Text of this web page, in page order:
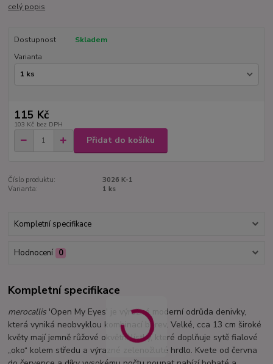
celý popis
Dostupnost
Skladem
Varianta
115 Kč
103 Kč bez DPH
Přidat do košíku
Číslo produktu:
3026 K-1
Varianta:
1 ks
Kompletní specifikace
Hodnocení 0
Kompletní specifikace
merocallis 'Open My Eyes' je výrazná moderní odrůda denivky,
která vyniká neobvyklou kombinací barev. Velké, cca 13 cm široké
květy mají jemně růžové okvětní lístky, které doplňuje sytě fialové
„oko“ kolem středu a výrazné zelenožluté hrdlo. Kvete od června